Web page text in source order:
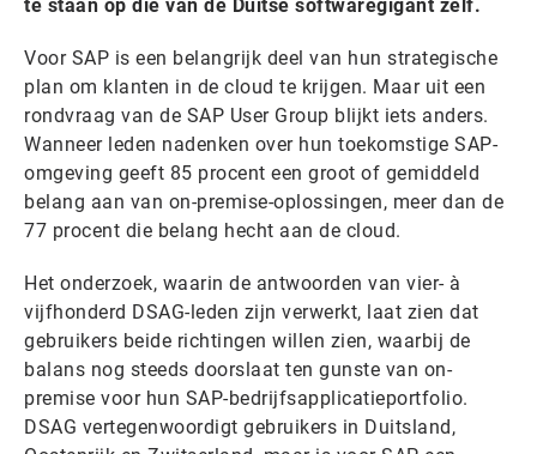
te staan op die van de Duitse softwaregigant zelf.
Voor SAP is een belangrijk deel van hun strategische
plan om klanten in de cloud te krijgen. Maar uit een
rondvraag van de SAP User Group blijkt iets anders.
Wanneer leden nadenken over hun toekomstige SAP-
omgeving geeft 85 procent een groot of gemiddeld
belang aan van on-premise-oplossingen, meer dan de
77 procent die belang hecht aan de cloud.
Het onderzoek, waarin de antwoorden van vier- à
vijfhonderd DSAG-leden zijn verwerkt, laat zien dat
gebruikers beide richtingen willen zien, waarbij de
balans nog steeds doorslaat ten gunste van on-
premise voor hun SAP-bedrijfsapplicatieportfolio.
DSAG vertegenwoordigt gebruikers in Duitsland,